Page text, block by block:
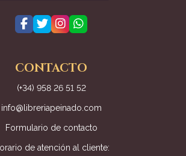
CONTACTO
(+34) 958 26 51 52
info@libreriapeinado.com
Formulario de contacto
de atención al cliente: